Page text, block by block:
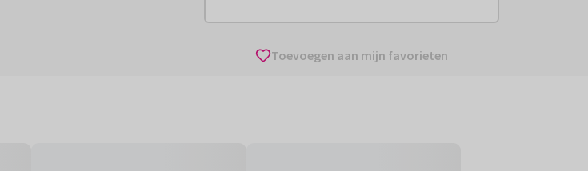
Toevoegen aan mijn favorieten